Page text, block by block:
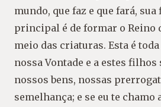
mundo, que faz e que fará,
principal é de formar o Reino
meio das criaturas. Esta é
nossa Vontade e a estes filhos
nossos bens, nossas
semelhança; e se eu te chamo